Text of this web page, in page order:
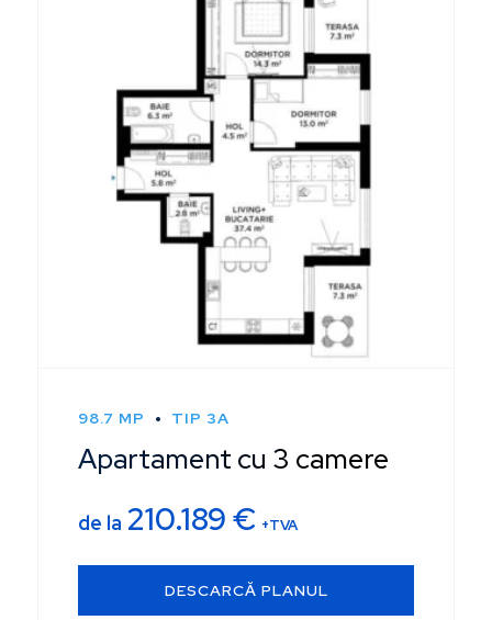
98.7 MP TIP 3A
Apartament cu 3 camere
de la 210.189€ +TVA
DESCARCĂ PLANUL